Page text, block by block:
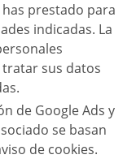
prestado para
indicadas. La
sus datos
de Google Ads y
se basan
de cookies.